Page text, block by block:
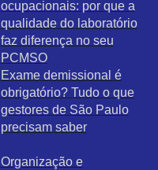
ocupacionais: por que a
qualidade do laboratório
faz diferença no seu
PCMSO
Exame demissional é
obrigatório? Tudo o que
gestores de São Paulo
precisam saber
Organização e